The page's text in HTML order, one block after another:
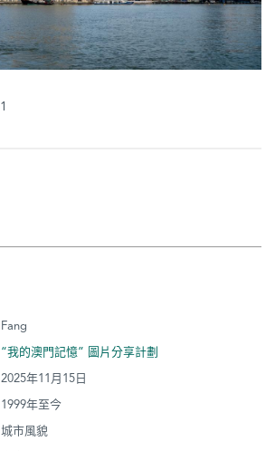
Fang
“我的澳門記憶” 圖片分享計劃
2025年11月15日
1999年至今
城市風貌